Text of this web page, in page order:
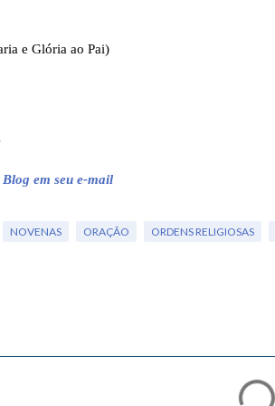
e Glória ao Pai)
em seu e-mail
NOVENAS ORAÇÃO ORDENS RELIGIOSAS